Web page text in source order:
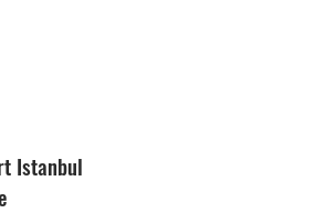
Istanbul